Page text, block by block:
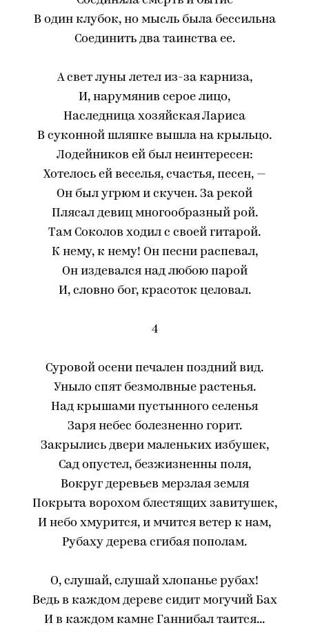
В один клубок, но мысль была бессильна
Соединить два таинства ее.
А свет луны летел из-за карниза,
И, нарумянив серое лицо,
Наследница хозяйская Лариса
В суконной шляпке вышла на крыльцо.
Лодейников ей был неинтересен:
Хотелось ей веселья, счастья, песен, —
Он был угрюм и скучен. За рекой
Плясал девиц многообразный рой.
Там Соколов ходил с своей гитарой.
К нему, к нему! Он песни распевал,
Он издевался над любою парой
И, словно бог, красоток целовал.
4
Суровой осени печален поздний вид.
Уныло спят безмолвные растенья.
Над крышами пустынного селенья
Заря небес болезненно горит.
Закрылись двери маленьких избушек,
Сад опустел, безжизненны поля,
Вокруг деревьев мерзлая земля
Покрыта ворохом блестящих завитушек,
И небо хмурится, и мчится ветер к нам,
Рубаху дерева сгибая пополам.
О, слушай, слушай хлопанье рубах!
Ведь в каждом дереве сидит могучий Бах
И в каждом камне Ганнибал таится...